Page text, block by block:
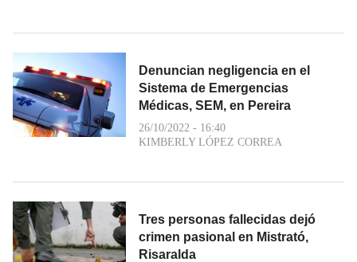
Denuncian negligencia en el
Sistema de Emergencias
Médicas, SEM, en Pereira
26/10/2022 - 16:40
KIMBERLY LÓPEZ CORREA
Tres personas fallecidas dejó
crimen pasional en Mistrató,
Risaralda